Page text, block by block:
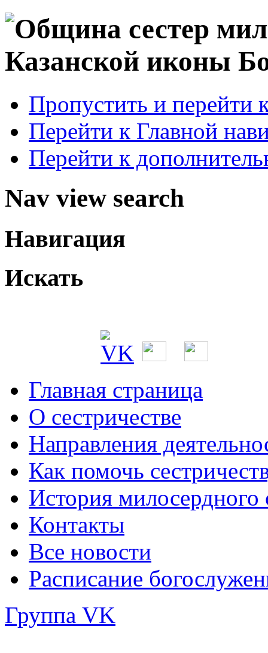
Пропустить и перейти
Перейти к Главной
Перейти к
Nav view search
Навигация
Искать
Главная страница
О сестричестве
Направления
Как помочь
История милосердного
Контакты
Все новости
Расписание
Группа VK